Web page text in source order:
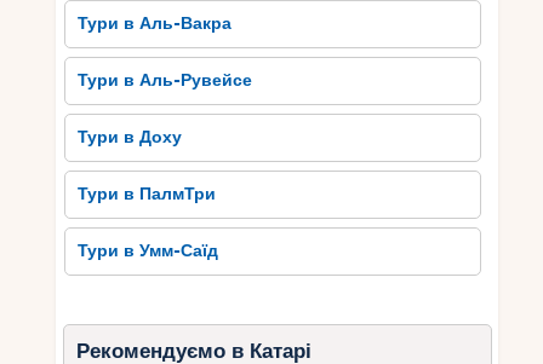
Тури в Аль-Вакра
Тури в Аль-Рувейсе
Тури в Доху
Тури в ПалмТри
Тури в Умм-Саїд
Рекомендуємо в Катарі